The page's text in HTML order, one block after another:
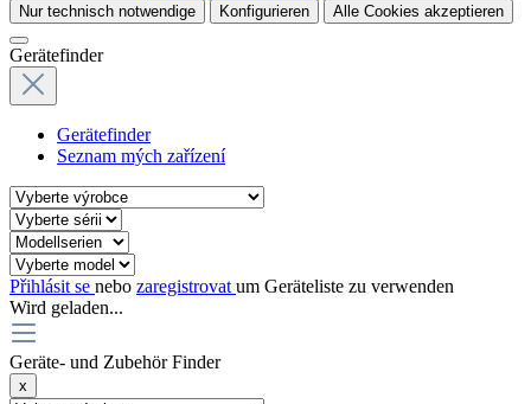
Nur technisch notwendige Konfigurieren Alle Cookies akzeptieren
Gerätefinder
Gerätefinder
Seznam mých zařízení
Přihlásit se nebo zaregistrovat um Geräteliste zu verwenden
Wird geladen...
Geräte- und Zubehör Finder
x